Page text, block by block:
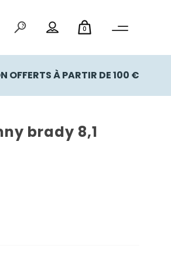
0
OFFERTS À PARTIR DE 100 €
brady 8,1